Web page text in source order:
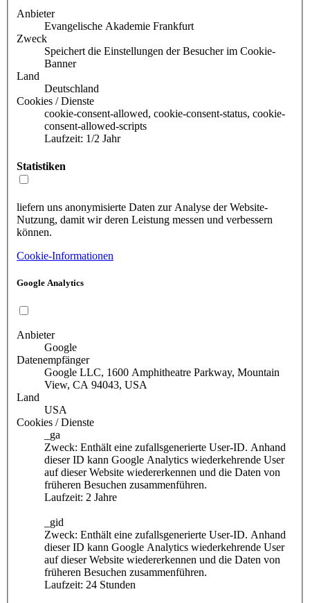
Anbieter
Evangelische Akademie Frankfurt
Zweck
Speichert die Einstellungen der Besucher im Cookie-
Banner
Land
Deutschland
Cookies / Dienste
cookie-consent-allowed, cookie-consent-status, cookie-
consent-allowed-scripts
Laufzeit: 1/2 Jahr
Statistiken
liefern uns anonymisierte Daten zur Analyse der Website-
Nutzung, damit wir deren Leistung messen und verbessern
können.
Cookie-Informationen
Google Analytics
Anbieter
Google
Datenempfänger
Google LLC, 1600 Amphitheatre Parkway, Mountain
View, CA 94043, USA
Land
USA
Cookies / Dienste
_ga
Zweck: Enthält eine zufallsgenerierte User-ID. Anhand
dieser ID kann Google Analytics wiederkehrende User
auf dieser Website wiedererkennen und die Daten von
früheren Besuchen zusammenführen.
Laufzeit: 2 Jahre
_gid
Zweck: Enthält eine zufallsgenerierte User-ID. Anhand
dieser ID kann Google Analytics wiederkehrende User
auf dieser Website wiedererkennen und die Daten von
früheren Besuchen zusammenführen.
Laufzeit: 24 Stunden